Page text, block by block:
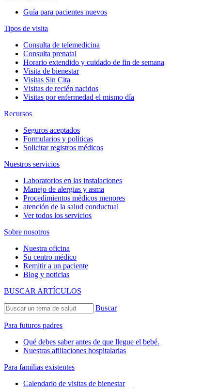
Guía para pacientes nuevos
Tipos de visita
Consulta de telemedicina
Consulta prenatal
Horario extendido y cuidado de fin de semana
Visita de bienestar
Visitas Sin Cita
Visitas de recién nacidos
Visitas por enfermedad el mismo día
Recursos
Seguros aceptados
Formularios y políticas
Solicitar registros médicos
Nuestros servicios
Laboratorios en las instalaciones
Manejo de alergias y asma
Procedimientos médicos menores
atención de la salud conductual
Ver todos los servicios
Sobre nosotros
Nuestra oficina
Su centro médico
Remitir a un paciente
Blog y noticias
BUSCAR ARTÍCULOS
Buscar
Para futuros padres
Qué debes saber antes de que llegue el bebé.
Nuestras afiliaciones hospitalarias
Para familias existentes
Calendario de visitas de bienestar